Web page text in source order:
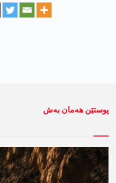
پوستێن ھەمان بەش